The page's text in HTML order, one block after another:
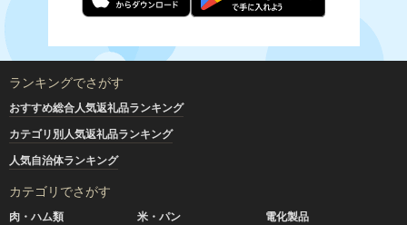
ランキングでさがす
おすすめ総合人気返礼品ランキング
カテゴリ別人気返礼品ランキング
人気自治体ランキング
カテゴリでさがす
肉・ハム類 米・パン
電化製品